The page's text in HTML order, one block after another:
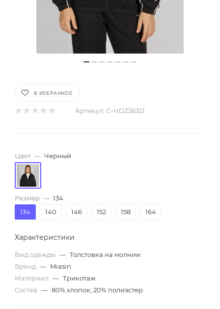
В ИЗБРАННОЕ
Артикул: G-HDZ26321
Цвет — Черный
Размер — 134
134
140 146 152 158 164
Характеристики
Вид одежды — Толстовка на молнии
Бренд — Miasin
Материал — Трикотаж
Состав — 80% хлопок; 20% полиэстер